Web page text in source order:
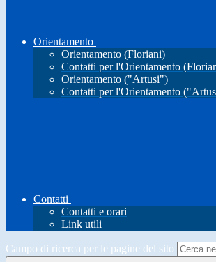
Orientamento
Orientamento (Floriani)
Contatti per l'Orientamento
Orientamento ("Artusi")
Contatti per l'Orientamento
Contatti
Contatti e orari
Link utili
Campo di ricerca per le pagine del sito